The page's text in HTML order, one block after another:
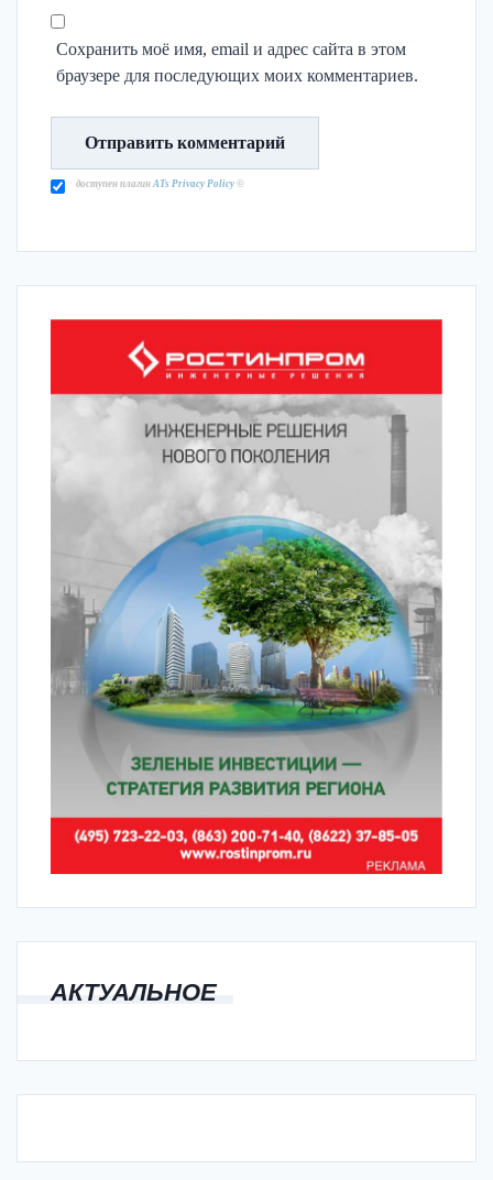
АКТУАЛЬНОЕ
Сохранить моё имя, email и адрес сайта в этом
браузере для последующих моих комментариев.
доступен плагин ATs Privacy Policy ©